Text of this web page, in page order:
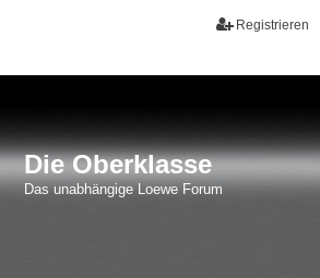
Registrieren
Die Oberklasse
Das unabhängige Loewe Forum